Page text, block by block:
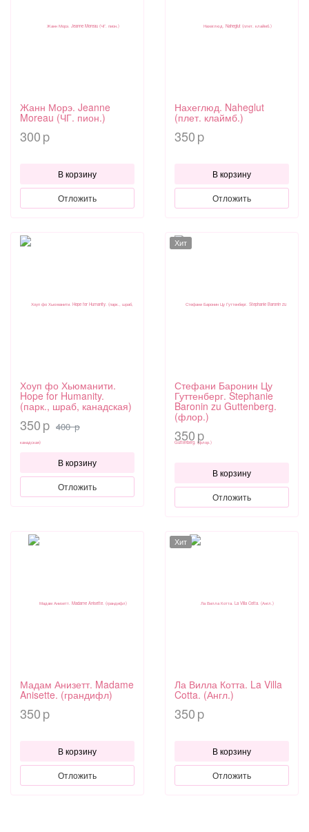
Жанн Морэ. Jeanne
Moreau (ЧГ. пион.)
300 p
В корзину
Отложить
Нахеглюд. Naheglut
(плет. клаймб.)
350 p
В корзину
Отложить
Хоуп фо Хьюманити.
Hope for Humanity.
(парк., шраб, канадская)
350 p 400 p
В корзину
Отложить
Хит
Стефани Баронин Цу
Гуттенберг. Stephanie
Baronin zu Guttenberg.
(флор.)
350 p
В корзину
Отложить
Мадам Анизетт. Madame
Anisette. (грандифл)
350 p
В корзину
Отложить
Хит
Ла Вилла Котта. La Villa
Cotta. (Англ.)
350 p
В корзину
Отложить